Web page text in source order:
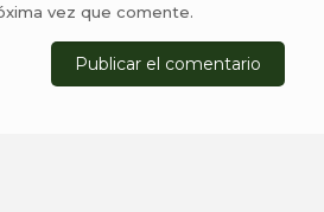
vez que comente.